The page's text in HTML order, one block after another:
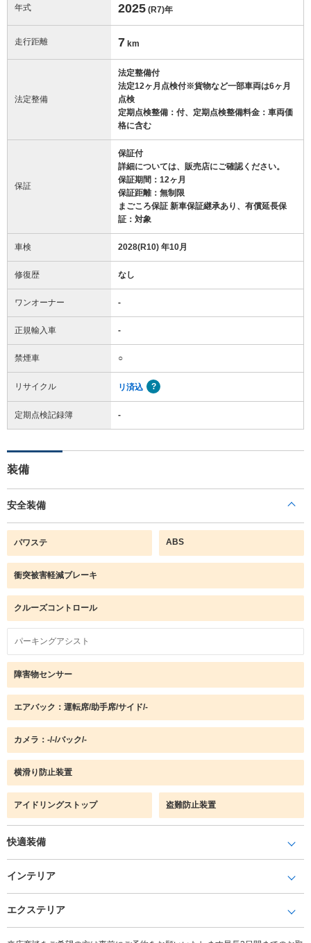
年式 2025 (R7)年
走行距離 7 km
法定整備
法定整備付
法定12ヶ月点検付※貨物など一部車両は6ヶ月
点検
定期点検整備：付、定期点検整備料金：車両価
格に含む
保証
保証付
詳細については、販売店にご確認ください。
保証期間：12ヶ月
保証距離：無制限
まごころ保証 新車保証継承あり、有償延長保
証：対象
車検 2028(R10) 年10月
修復歴 なし
ワンオーナー -
正規輸入車 -
禁煙車 ○
リサイクル リ済込
定期点検記録簿 -
装備
安全装備
パワステ ABS
衝突被害軽減ブレーキ
クルーズコントロール
パーキングアシスト
障害物センサー
エアバック：運転席/助手席/サイド/-
カメラ：-/-/バック/-
横滑り防止装置
アイドリングストップ 盗難防止装置
快適装備
インテリア
エクステリア